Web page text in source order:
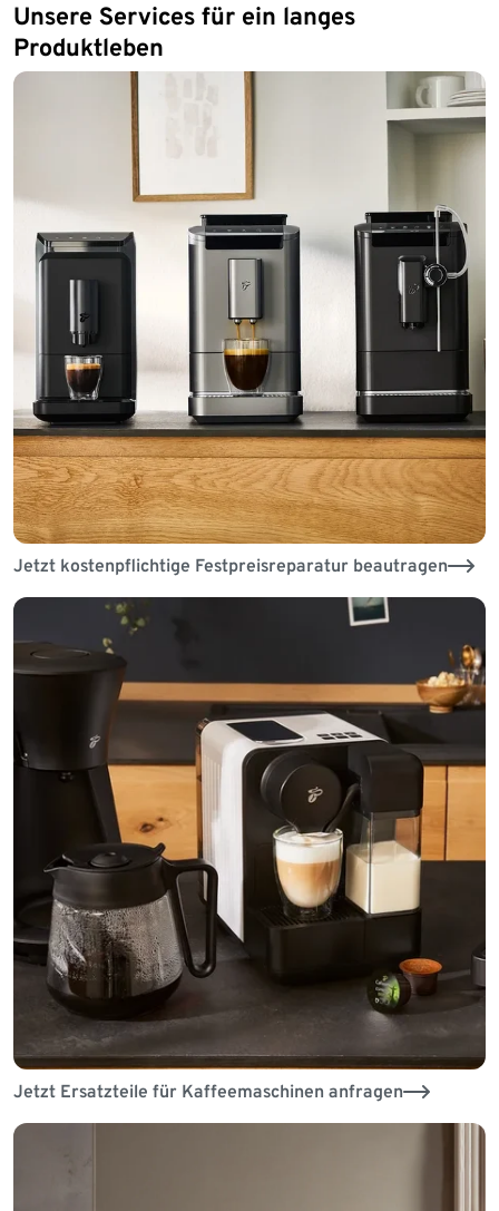
Unsere Services für ein langes
Produktleben
Jetzt kostenpflichtige Festpreisreparatur beautragen
Jetzt Ersatzteile für Kaffeemaschinen anfragen